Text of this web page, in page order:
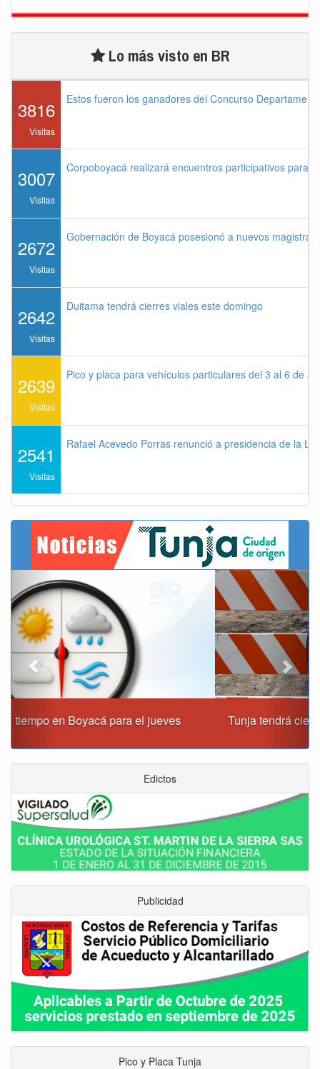
Lo más visto en BR
3816
Visitas
Estos fueron los ganadores del Concurso
3007
Visitas
Corpoboyacá realizará encuentros participativos para
2672
Visitas
Gobernación de Boyacá posesionó a nuevos
2642
Visitas
Duitama tendrá cierres viales este domingo
2639
Visitas
Pico y placa para vehículos particulares del 3 al 6 de
2541
Visitas
Rafael Acevedo Porras renunció a presidencia de la
Tunja tendrá cierres viales durante la mañana de este
Previous Next
Edictos
Publicidad
Pico y Placa Tunja